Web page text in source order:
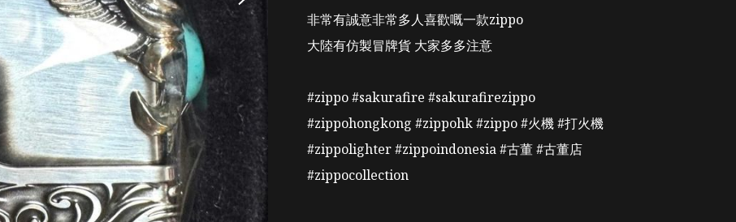
非常有誠意非常多人喜歡嘅一款zippo
大陸有仿製冒牌貨 大家多多注意
#zippo #sakurafire #sakurafirezippo
#zippohongkong #zippohk #zippo #火機 #打火機
#zippolighter #zippoindonesia #古董 #古董店
#zippocollection